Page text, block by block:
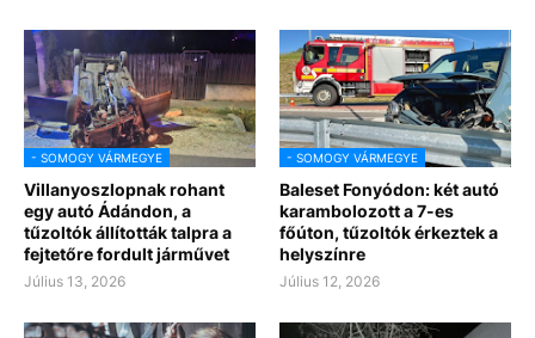
- SOMOGY VÁRMEGYE
Villanyoszlopnak rohant
egy autó Ádándon, a
tűzoltók állították talpra a
fejtetőre fordult járművet
Július 13, 2026
- SOMOGY VÁRMEGYE
Baleset Fonyódon: két autó
karambolozott a 7-es
főúton, tűzoltók érkeztek a
helyszínre
Július 12, 2026